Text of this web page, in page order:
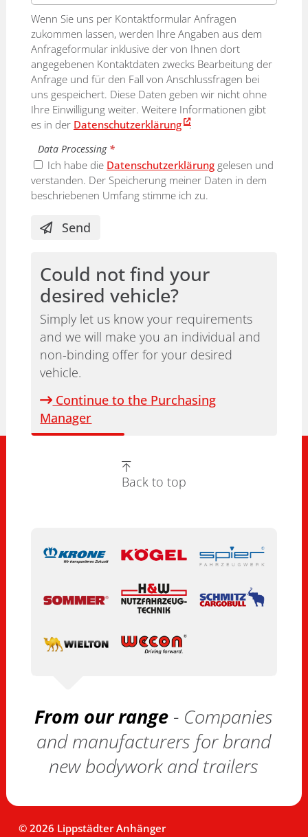
Wenn Sie uns per Kontaktformular Anfragen
zukommen lassen, werden Ihre Angaben aus dem
Anfrageformular inklusive der von Ihnen dort
angegebenen Kontaktdaten zwecks Bearbeitung der
Anfrage und für den Fall von Anschlussfragen bei
uns gespeichert. Diese Daten geben wir nicht ohne
Ihre Einwilligung weiter. Weitere Informationen gibt
es in der Datenschutzerklärung .
Data Processing *
Ich habe die Datenschutzerklärunggelesen und
verstanden. Der Speicherung meiner Daten in dem
beschriebenen Umfang stimme ich zu.
Send
Could not find your
desired vehicle?
Simply let us know your requirements
and we will make you an individual and
non-binding offer for your desired
vehicle.
Continue to the Purchasing
Manager
Back to top
From our range - Companies
and manufacturers for brand
new bodywork and trailers
© 2026 Lippstädter Anhänger